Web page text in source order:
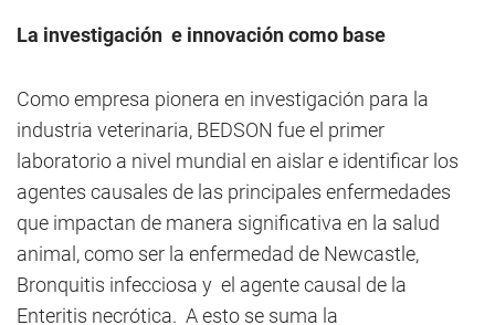
La investigación e innovación como base
Como empresa pionera en investigación para la
industria veterinaria, BEDSON fue el primer
laboratorio a nivel mundial en aislar e identificar los
agentes causales de las principales enfermedades
que impactan de manera significativa en la salud
animal, como ser la enfermedad de Newcastle,
Bronquitis infecciosa y el agente causal de la
Enteritis necrótica. A esto se suma la